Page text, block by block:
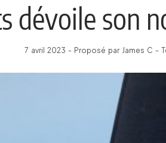
dévoile son
7 avril 2023 - Proposé par James C -